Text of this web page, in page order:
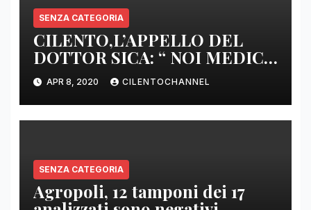
SENZA CATEGORIA
CILENTO,L’APPELLO DEL
DOTTOR SICA: “ NOI MEDICI
DI BASE SIAMO SENZA ARMI
E SENZA PRESIDI”
APR 8, 2020 CILENTOCHANNEL
SENZA CATEGORIA
Agropoli, 12 tamponi dei 17